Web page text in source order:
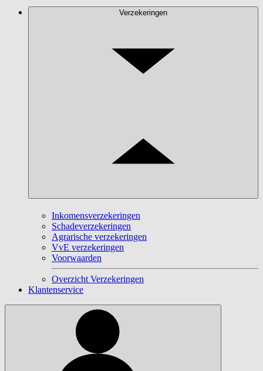
Verzekeringen
Inkomensverzekeringen
Schadeverzekeringen
Agrarische verzekeringen
VvE verzekeringen
Voorwaarden
Overzicht Verzekeringen
Klantenservice